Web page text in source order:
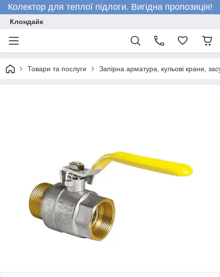
Колектор для теплої підлоги. Вигідна пропозиція!
Клондайк
Товари та послуги Запірна арматура, кульові крани,